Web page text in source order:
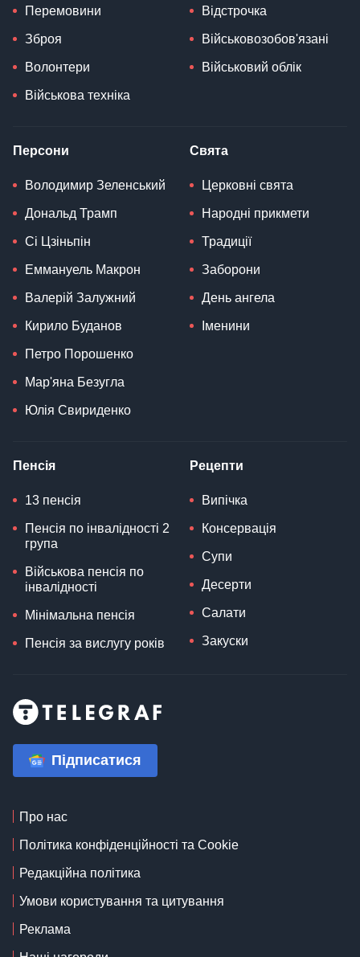
Перемовини
Зброя
Волонтери
Військова техніка
Відстрочка
Військовозобов'язані
Військовий облік
Персони
Володимир Зеленський
Дональд Трамп
Сі Цзіньпін
Еммануель Макрон
Валерій Залужний
Кирило Буданов
Петро Порошенко
Мар'яна Безугла
Юлія Свириденко
Свята
Церковні свята
Народні прикмети
Традиції
Заборони
День ангела
Іменини
Пенсія
13 пенсія
Пенсія по інвалідності 2
група
Військова пенсія по
інвалідності
Мінімальна пенсія
Пенсія за вислугу років
Рецепти
Випічка
Консервація
Супи
Десерти
Салати
Закуски
Підписатися
Про нас
Політика конфіденційності та Cookie
Редакційна політика
Умови користування та цитування
Реклама